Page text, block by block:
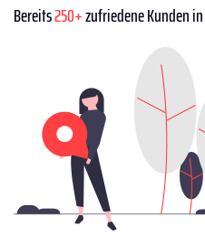
Bereits250+zufriedene Kunden in